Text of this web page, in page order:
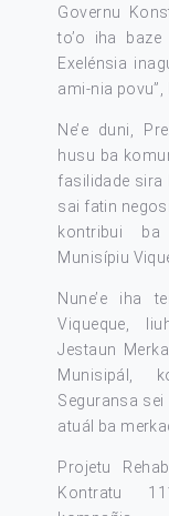
Governu
to’o iha
Exelénsia
ami-nia povu”,
Ne’e duni,
husu ba
fasilidade sira
sai fatin
kontribui ba
Munisípiu
Nune’e iha
Viqueque,
Jestaun
Munisipál,
Seguransa
atuál ba
Projetu
Kontratu